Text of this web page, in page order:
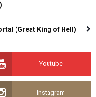
(Great King of Hell)
Youtube
Instagram